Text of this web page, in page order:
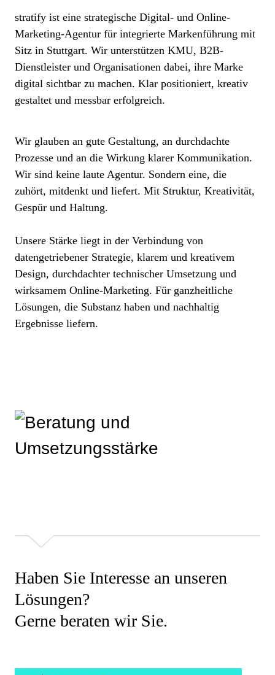
stratify ist eine strategische Digital- und Online-
Marketing-Agentur für integrierte Markenführung mit
Sitz in Stuttgart. Wir unterstützen KMU, B2B-
Dienstleister und Organisationen dabei, ihre Marke
digital sichtbar zu machen. Klar positioniert, kreativ
gestaltet und messbar erfolgreich.
Wir glauben an gute Gestaltung, an durchdachte
Prozesse und an die Wirkung klarer Kommunikation.
Wir sind keine laute Agentur. Sondern eine, die
zuhört, mitdenkt und liefert. Mit Struktur, Kreativität,
Gespür und Haltung.
Unsere Stärke liegt in der Verbindung von
datengetriebener Strategie, klarem und kreativem
Design, durchdachter technischer Umsetzung und
wirksamem Online-Marketing. Für ganzheitliche
Lösungen, die Substanz haben und nachhaltig
Ergebnisse liefern.
Haben Sie Interesse an unseren
Lösungen?
Gerne beraten wir Sie.